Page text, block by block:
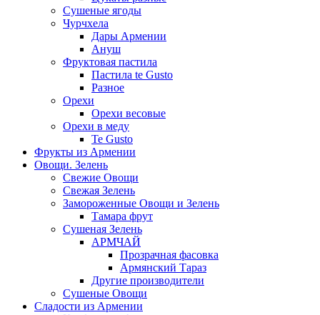
Сушеные ягоды
Чурчхела
Дары Армении
Ануш
Фруктовая пастила
Пастила te Gusto
Разное
Орехи
Орехи весовые
Орехи в меду
Te Gusto
Фрукты из Армении
Овощи. Зелень
Свежие Овощи
Свежая Зелень
Замороженные Овощи и Зелень
Тамара фрут
Сушеная Зелень
АРМЧАЙ
Прозрачная фасовка
Армянский Тараз
Другие производители
Сушеные Овощи
Сладости из Армении